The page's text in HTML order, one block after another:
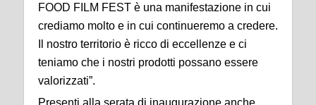
FOOD FILM FEST è una manifestazione in cui
crediamo molto e in cui continueremo a credere.
Il nostro territorio è ricco di eccellenze e ci
teniamo che i nostri prodotti possano essere
valorizzati”.
Presenti alla serata di inaugurazione anche